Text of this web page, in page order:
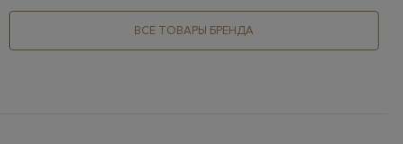
ВСЕ ТОВАРЫ БРЕНДА